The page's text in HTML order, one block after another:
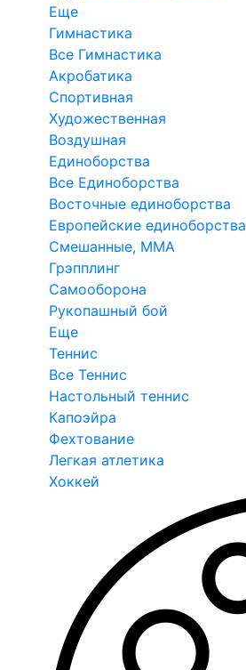
Еще
Гимнастика
Все Гимнастика
Акробатика
Спортивная
Художественная
Воздушная
Единоборства
Все Единоборства
Восточные единоборства
Европейские единоборства
Смешанные, ММА
Грэпплинг
Самооборона
Рукопашный бой
Еще
Теннис
Все Теннис
Настольный теннис
Капоэйра
Фехтование
Легкая атлетика
Хоккей